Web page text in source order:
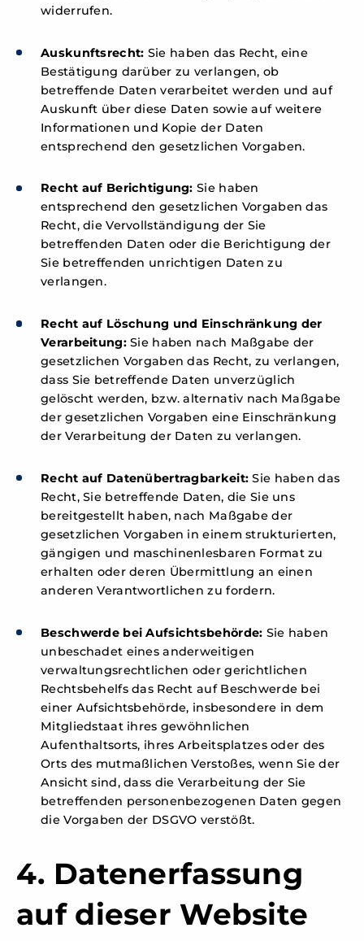
widerrufen.
Auskunftsrecht: Sie haben das Recht, eine
Bestätigung darüber zu verlangen, ob
betreffende Daten verarbeitet werden und auf
Auskunft über diese Daten sowie auf weitere
Informationen und Kopie der Daten
entsprechend den gesetzlichen Vorgaben.
Recht auf Berichtigung: Sie haben
entsprechend den gesetzlichen Vorgaben das
Recht, die Vervollständigung der Sie
betreffenden Daten oder die Berichtigung der
Sie betreffenden unrichtigen Daten zu
verlangen.
Recht auf Löschung und Einschränkung der
Verarbeitung:Sie haben nach Maßgabe der
gesetzlichen Vorgaben das Recht, zu verlangen,
dass Sie betreffende Daten unverzüglich
gelöscht werden, bzw. alternativ nach Maßgabe
der gesetzlichen Vorgaben eine Einschränkung
der Verarbeitung der Daten zu verlangen.
Recht auf Datenübertragbarkeit: Sie haben das
Recht, Sie betreffende Daten, die Sie uns
bereitgestellt haben, nach Maßgabe der
gesetzlichen Vorgaben in einem strukturierten,
gängigen und maschinenlesbaren Format zu
erhalten oder deren Übermittlung an einen
anderen Verantwortlichen zu fordern.
Beschwerde bei Aufsichtsbehörde: Sie haben
unbeschadet eines anderweitigen
verwaltungsrechtlichen oder gerichtlichen
Rechtsbehelfs das Recht auf Beschwerde bei
einer Aufsichtsbehörde, insbesondere in dem
Mitgliedstaat ihres gewöhnlichen
Aufenthaltsorts, ihres Arbeitsplatzes oder des
Orts des mutmaßlichen Verstoßes, wenn Sie der
Ansicht sind, dass die Verarbeitung der Sie
betreffenden personenbezogenen Daten gegen
die Vorgaben der DSGVO verstößt.
4. Datenerfassung
auf dieser Website